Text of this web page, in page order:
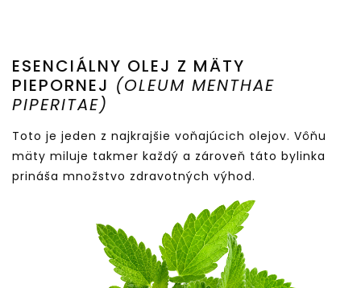
ESENCIÁLNY OLEJ Z MÄTY
PIEPORNEJ (OLEUM MENTHAE
PIPERITAE)
Toto je jeden z najkrajšie voňajúcich olejov. Vôňu
mäty miluje takmer každý a zároveň táto bylinka
prináša množstvo zdravotných výhod.